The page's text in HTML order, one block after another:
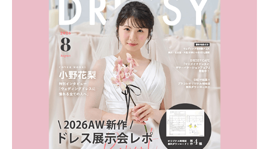
解決します。 まずは診断で候補を絞れる「ウェディ
ング診断」か、体験型 […]
続きを読む